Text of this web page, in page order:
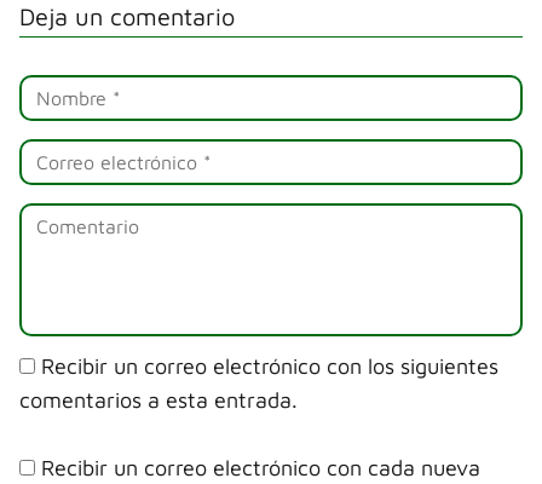
Deja un comentario
Recibir un correo electrónico con los siguientes
comentarios a esta entrada.
Recibir un correo electrónico con cada nueva